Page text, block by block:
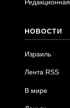
НОВОСТИ
Израиль
Лента RSS
В мире